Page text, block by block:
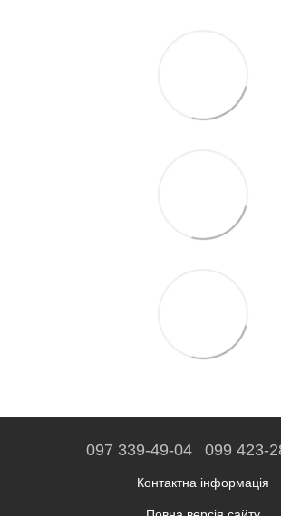
097 339-49-04 099 423-
Контактна інформація